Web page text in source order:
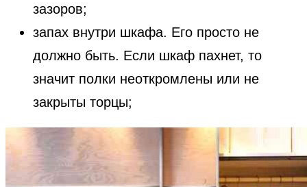
зазоров;
запах внутри шкафа. Его просто не
должно быть. Если шкаф пахнет, то
значит полки неоткромлены или не
закрыты торцы;